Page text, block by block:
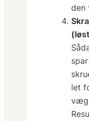
den
let